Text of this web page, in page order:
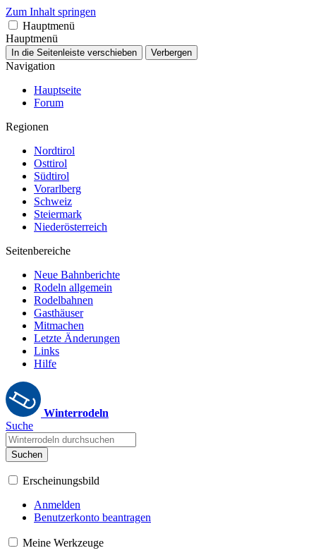
Zum Inhalt springen
Hauptmenü
Hauptmenü
In die Seitenleiste verschieben Verbergen
Navigation
Hauptseite
Forum
Regionen
Nordtirol
Osttirol
Südtirol
Vorarlberg
Schweiz
Steiermark
Niederösterreich
Seitenbereiche
Neue Bahnberichte
Rodeln allgemein
Rodelbahnen
Gasthäuser
Mitmachen
Letzte Änderungen
Links
Hilfe
Winterrodeln
Suche
Suchen
Erscheinungsbild
Anmelden
Benutzerkonto beantragen
Meine Werkzeuge